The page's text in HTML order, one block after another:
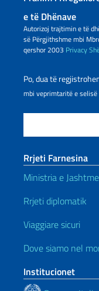
e të Dhënave
Autorizoj trajtimin e të
së Përgjithshme mbi
qershor 2003 Privacy
Po, dua të
mbi veprimtaritë e selisë
Rrjeti Farnesina
Ministria e
Rrjeti diplomatik
Viaggiare sicuri
Dove siamo nel
Institucionet